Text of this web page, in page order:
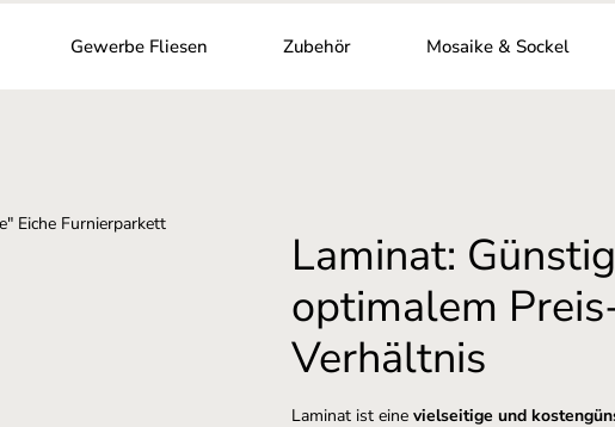
Gewerbe Fliesen Zubehör Mosaike & Sockel
Laminat:
optimalem
Verhältnis
Laminat ist eine vielseitige und